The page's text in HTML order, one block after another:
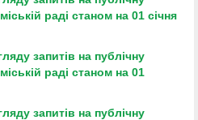
раді станом на 01 січня
запитів на публічну
раді станом на 01
запитів на публічну